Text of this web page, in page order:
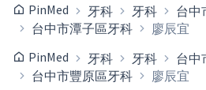
PinMed 牙科 牙科
台中
台中市潭子區牙科
廖辰宜
PinMed
牙科 牙科
台中
台中市豐原區牙科
廖辰宜